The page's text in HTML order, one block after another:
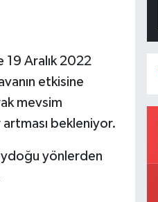
Aralık 2022
etkisine
mevsim
bekleniyor.
yönlerden